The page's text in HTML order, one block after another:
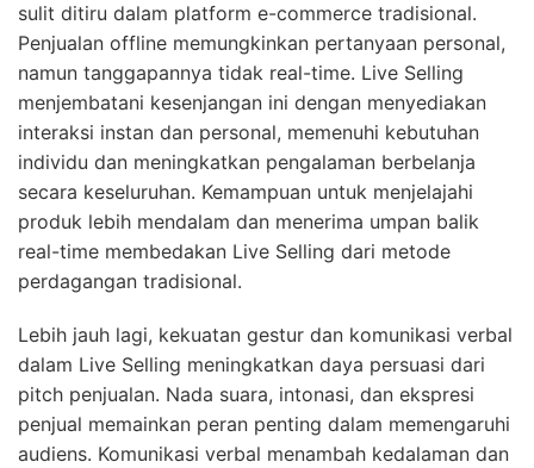
sulit ditiru dalam platform e-commerce tradisional.
Penjualan offline memungkinkan pertanyaan personal,
namun tanggapannya tidak real-time. Live Selling
menjembatani kesenjangan ini dengan menyediakan
interaksi instan dan personal, memenuhi kebutuhan
individu dan meningkatkan pengalaman berbelanja
secara keseluruhan. Kemampuan untuk menjelajahi
produk lebih mendalam dan menerima umpan balik
real-time membedakan Live Selling dari metode
perdagangan tradisional.
Lebih jauh lagi, kekuatan gestur dan komunikasi verbal
dalam Live Selling meningkatkan daya persuasi dari
pitch penjualan. Nada suara, intonasi, dan ekspresi
penjual memainkan peran penting dalam memengaruhi
audiens. Komunikasi verbal menambah kedalaman dan